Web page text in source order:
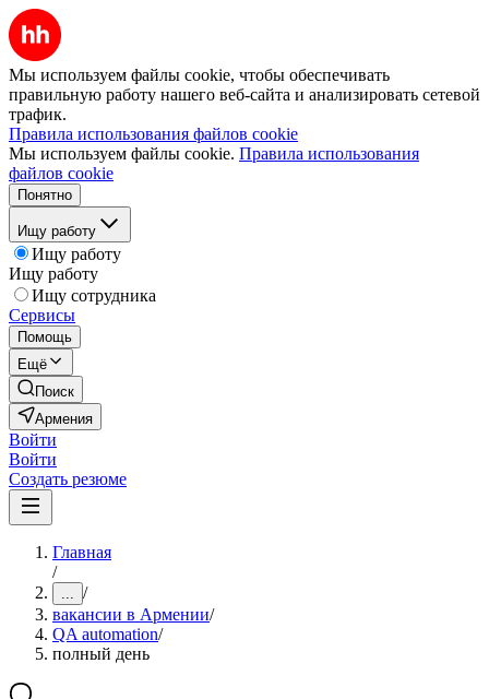
Мы используем файлы cookie, чтобы обеспечивать
правильную работу нашего веб-сайта и анализировать сетевой
трафик.
Правила использования файлов cookie
Мы используем файлы cookie. Правила использования
файлов cookie
Понятно
Ищу работу
Ищу работу
Ищу работу
Ищу сотрудника
Сервисы
Помощь
Ещё
Поиск
Армения
Войти
Войти
Создать резюме
Главная
/
... /
вакансии в Армении/
QA automation/
полный день